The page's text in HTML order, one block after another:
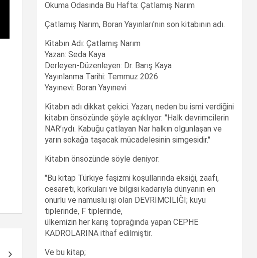
Okuma Odasında Bu Hafta: Çatlamış Narım
Çatlamış Narım, Boran Yayınları'nın son kitabının adı.
Kitabın Adı: Çatlamış Narım
Yazan: Seda Kaya
Derleyen-Düzenleyen: Dr. Barış Kaya
Yayınlanma Tarihi: Temmuz 2026
Yayınevi: Boran Yayınevi
Kitabın adı dikkat çekici. Yazarı, neden bu ismi verdiğini
kitabın önsözünde şöyle açıklıyor: "Halk devrimcilerin
NAR’ıydı. Kabuğu çatlayan Nar halkın olgunlaşan ve
yarın sokağa taşacak mücadelesinin simgesidir."
Kitabın önsözünde söyle deniyor:
"Bu kitap Türkiye faşizmi koşullarında eksiği, zaafı,
cesareti, korkuları ve bilgisi kadarıyla dünyanın en
onurlu ve namuslu işi olan DEVRİMCİLİĞİ; kuyu
tiplerinde, F tiplerinde,
ülkemizin her karış toprağında yapan CEPHE
KADROLARINA ithaf edilmiştir.
Ve bu kitap;